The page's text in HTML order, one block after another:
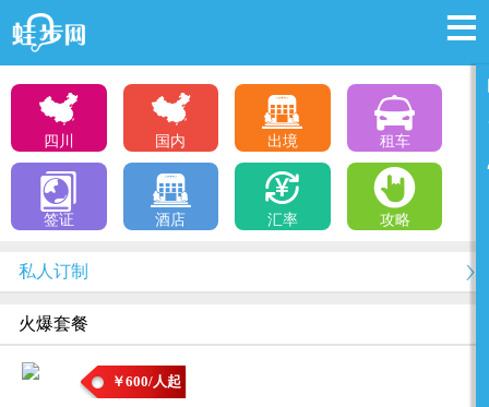
四川 国内 出境 租车
签证 酒店 汇率 攻略
私人订制
火爆套餐
￥600/人起